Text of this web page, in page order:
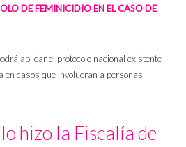
DE FEMINICIDIO EN EL CASO DE
aplicar el protocolo nacional existente
en casos que involucran a personas
hizo la Fiscalía de